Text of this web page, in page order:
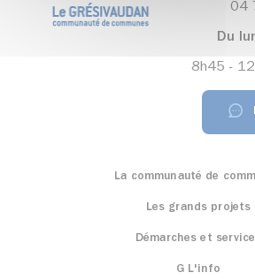
04
Du
8h45 -
La communauté de
Les grands projets
Démarches et
G L'info